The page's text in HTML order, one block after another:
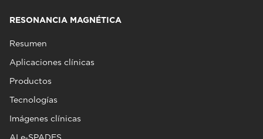
RESONANCIA MAGNÉTICA
Resumen
Aplicaciones clínicas
Productos
Tecnologías
Imágenes clínicas